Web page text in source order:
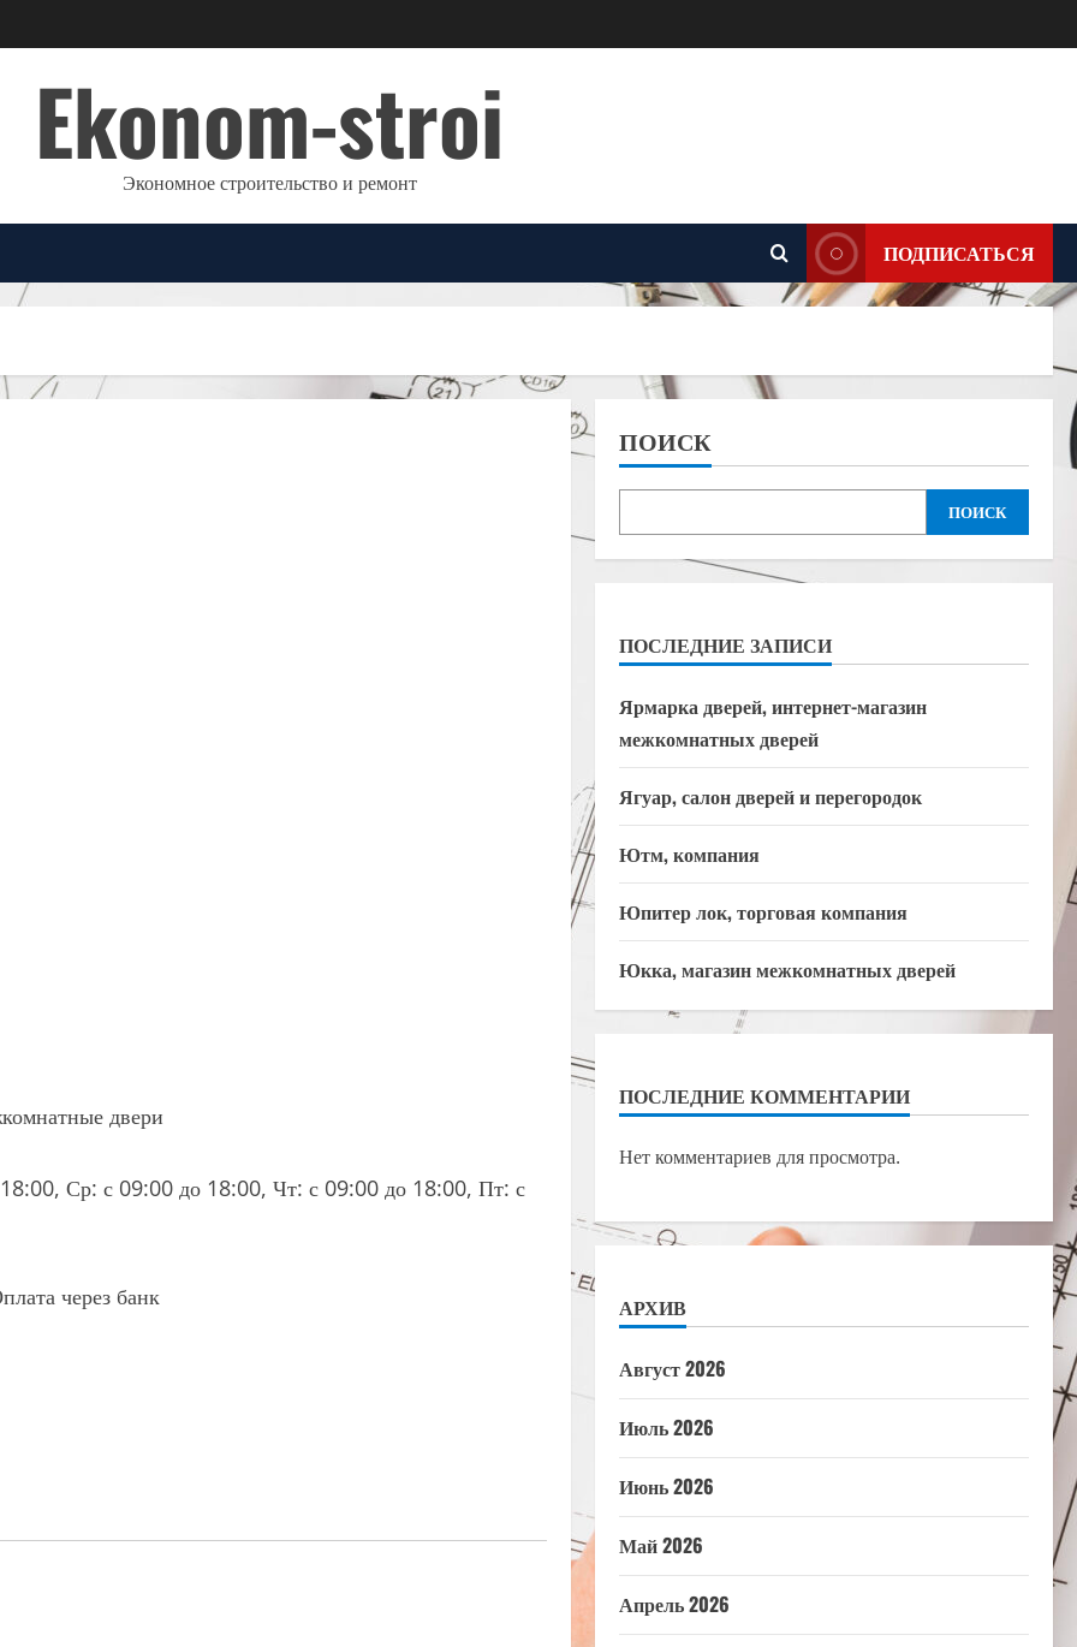
Ekonom-stroi
Экономное строительство и ремонт
ПОДПИСАТЬСЯ
двери
Ср: с 09:00 до 18:00, Чт: с 09:00 до 18:00, Пт: с
через банк
ПОИСК
ПОИСК
ПОСЛЕДНИЕ ЗАПИСИ
Ярмарка дверей, интернет-магазин
межкомнатных дверей
Ягуар, салон дверей и перегородок
Ютм, компания
Юпитер лок, торговая компания
Юкка, магазин межкомнатных дверей
ПОСЛЕДНИЕ КОММЕНТАРИИ
Нет комментариев для просмотра.
АРХИВ
Август 2026
Июль 2026
Июнь 2026
Май 2026
Апрель 2026